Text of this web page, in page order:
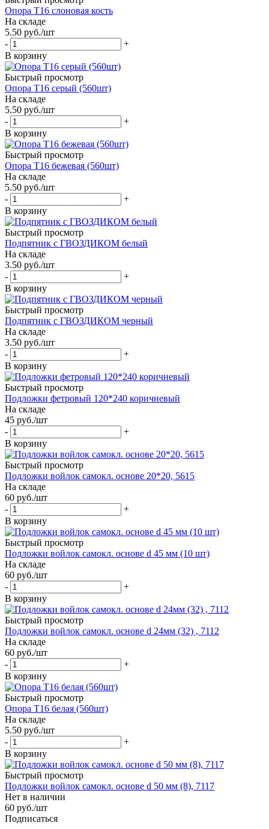
Опора Т16 слоновая кость
На складе
5.50 руб./шт
-
+
В корзину
Быстрый просмотр
Опора Т16 серый (560шт)
На складе
5.50 руб./шт
-
+
В корзину
Быстрый просмотр
Опора Т16 бежевая (560шт)
На складе
5.50 руб./шт
-
+
В корзину
Быстрый просмотр
Подпятник с ГВОЗДИКОМ белый
На складе
3.50 руб./шт
-
+
В корзину
Быстрый просмотр
Подпятник с ГВОЗДИКОМ черный
На складе
3.50 руб./шт
-
+
В корзину
Быстрый просмотр
Подложки фетровый 120*240 коричневый
На складе
45 руб./шт
-
+
В корзину
Быстрый просмотр
Подложки войлок самокл. основе 20*20, 5615
На складе
60 руб./шт
-
+
В корзину
Быстрый просмотр
Подложки войлок самокл. основе d 45 мм (10 шт)
На складе
60 руб./шт
-
+
В корзину
Быстрый просмотр
Подложки войлок самокл. основе d 24мм (32) , 7112
На складе
60 руб./шт
-
+
В корзину
Быстрый просмотр
Опора Т16 белая (560шт)
На складе
5.50 руб./шт
-
+
В корзину
Быстрый просмотр
Подложки войлок самокл. основе d 50 мм (8), 7117
Нет в наличии
60 руб./шт
Подписаться